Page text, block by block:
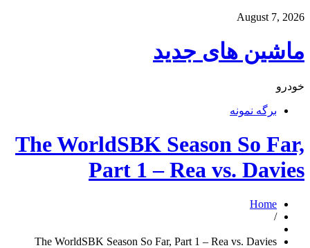
August 7, 2026
ماشین های جدید
خودرو
برگه نمونه
The WorldSBK Season So Far,
Part 1 – Rea vs. Davies
Home
/
The WorldSBK Season So Far, Part 1 – Rea vs. Davies